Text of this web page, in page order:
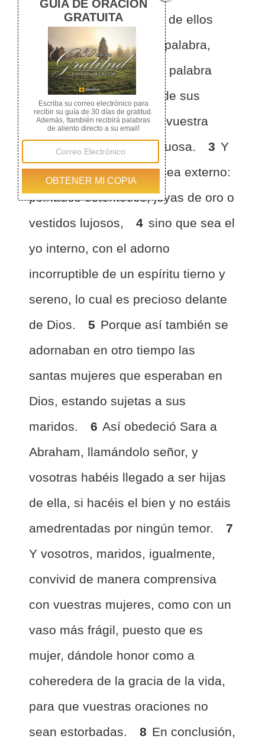
de modo que si algunos de ellos
son desobedientes a la palabra,
puedan ser ganados sin palabra
alguna por la conducta de sus
mujeres
2 al observar vuestra
conducta casta y respetuosa.
3 Y
que vuestro adorno no sea externo:
peinados ostentosos, joyas de oro o
vestidos lujosos,
4 sino que sea el
yo interno, con el adorno
incorruptible de un espíritu tierno y
sereno, lo cual es precioso delante
de Dios.
5 Porque así también se
adornaban en otro tiempo las
santas mujeres que esperaban en
Dios, estando sujetas a sus
maridos.
6 Así obedeció Sara a
Abraham, llamándolo señor, y
vosotras habéis llegado a ser hijas
de ella, si hacéis el bien y no estáis
amedrentadas por ningún temor.
7
Y vosotros, maridos, igualmente,
convivid de manera comprensiva
con vuestras mujeres, como con un
vaso más frágil, puesto que es
mujer, dándole honor como a
coheredera de la gracia de la vida,
para que vuestras oraciones no
sean estorbadas.
8 En conclusión,